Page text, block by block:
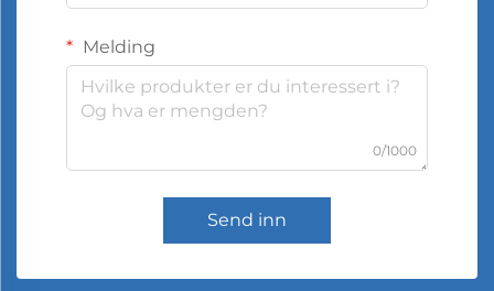
Melding
0/1000
Send inn